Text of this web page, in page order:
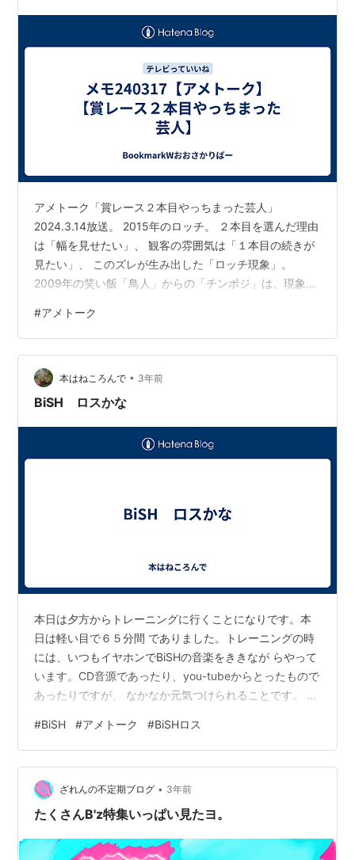
アメトーク「賞レース２本目やっちまった芸人」
2024.3.14放送。 2015年のロッチ。 ２本目を選んだ理由
は「幅を見せたい」、 観客の雰囲気は「１本目の続きが
見たい」、 このズレが生み出した「ロッチ現象」。
2009年の笑い飯「鳥人」からの「チンポジ」は、現象名
走」と表現していたことは覚えている。 で、この企画、
まさかの「次週に続く」なのか。 水曜日のダウンタウン
「清春の新曲、歌詞を全て書き起こせるまで脱出できな
い生活」といい、 通常放送回が、次週に続く場合のワク
ワク感。
#アメトーク
本はねころんで • 3年前
BiSH ロスかな
本日は夕方からトレーニングに行くことになりです。本
日は軽い目で６５分間 でありました。トレーニングの時
には、いつもイヤホンでBiSHの音楽をききなが らやって
います。CD音源であったり、you-tubeからとったもので
あったりですが、 なかなか元気つけられることです。 い
選手は、トレーニング の時にBiSHの音楽をきいていると
の情報を得て、大橋選手を応援しようと思いま したから
ね。 それにしても、あんなに密な日程でライブをやって
いて、それのチケットを確保 するために血眼になってい
た日々が、楽しかったことであって、多くの清掃員と い
#BiSH #アメトーク #BiSHロス
ざれんの不定期ブログ • 3年前
たくさんB'z特集いっぱい見たヨ。